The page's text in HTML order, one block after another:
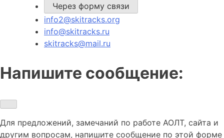
Через форму связи
info2@skitracks.org
info@skitracks.ru
skitracks@mail.ru
Напишите сообщение:
Для предложений, замечаний по работе АОЛТ, сайта и
другим вопросам, напишите сообщение по этой форме